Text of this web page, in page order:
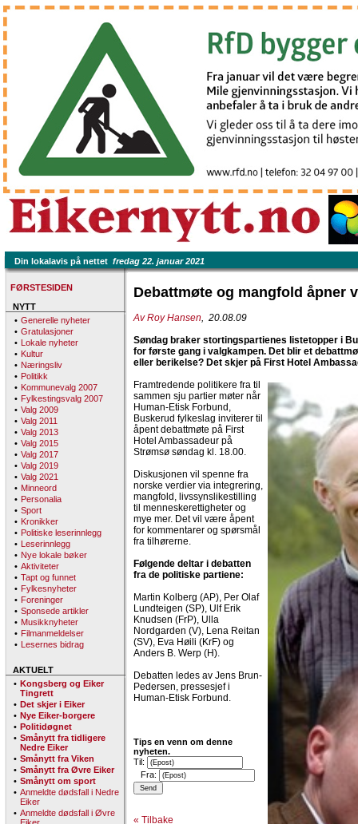
Din lokalavis på nettet fredag 22. januar 2021
FØRSTESIDEN
NYTT
• Generelle nyheter
• Gratulasjoner
• Lokale nyheter
• Kultur
• Næringsliv
• Politikk
• Kommunevalg 2007
• Fylkestingsvalg 2007
• Valg 2009
• Valg 2011
• Valg 2013
• Valg 2015
• Valg 2017
• Valg 2019
• Valg 2021
• Minneord
• Personalia
• Sport
• Kronikker
• Politiske leserinnlegg
• Leserinnlegg
• Nye lokale bøker
• Aktiviteter
• Tapt og funnet
• Fylkesnyheter
• Foreninger
• Sponsede artikler
• Musikknyheter
• Filmanmeldelser
• Lesernes bidrag
AKTUELT
• Kongsberg og Eiker
Tingrett
• Det skjer i Eiker
• Nye Eiker-borgere
• Politidøgnet
• Smånytt fra tidligere
Nedre Eiker
• Smånytt fra Viken
• Smånytt fra Øvre Eiker
• Smånytt om sport
• Anmeldte dødsfall i Nedre
Eiker
• Anmeldte dødsfall i Øvre
Debattmøte og mangfold åpner
Av Roy Hansen, 20.08.09
Søndag braker stortingspartienes listetopper i
for første gang i valgkampen. Det blir et
eller berikelse? Det skjer på First Hotel
Framtredende politikere fra til
sammen sju partier møter når
Human-Etisk Forbund,
Buskerud fylkeslag inviterer til
åpent debattmøte på First
Hotel Ambassadeur på
Strømsø søndag kl. 18.00.
Diskusjonen vil spenne fra
norske verdier via integrering,
mangfold, livssynslikestilling
til menneskerettigheter og
mye mer. Det vil være åpent
for kommentarer og spørsmål
fra tilhørerne.
Følgende deltar i debatten
fra de politiske partiene:
Martin Kolberg (AP), Per Olaf
Lundteigen (SP), Ulf Erik
Knudsen (FrP), Ulla
Nordgarden (V), Lena Reitan
(SV), Eva Høili (KrF) og
Anders B. Werp (H).
Debatten ledes av Jens Brun-
Pedersen, pressesjef i
Human-Etisk Forbund.
Tips en venn om denne
nyheten.
Til:
Fra:
« Tilbake